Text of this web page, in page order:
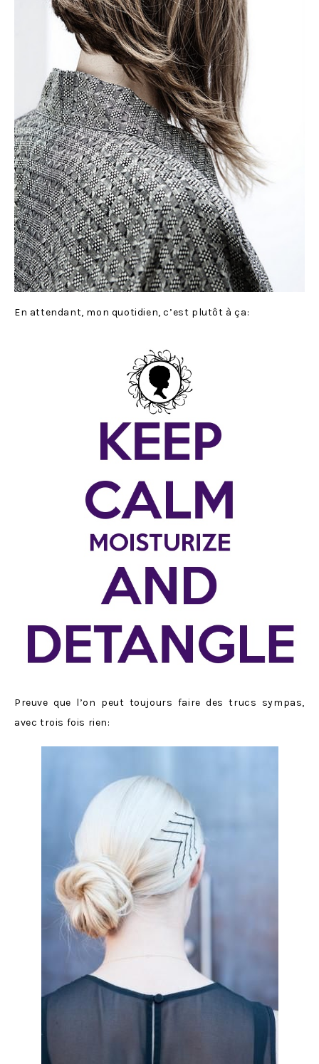
En attendant, mon quotidien, c’est plutôt à ça:
Preuve que l’on peut toujours faire des trucs sympas,
avec trois fois rien: